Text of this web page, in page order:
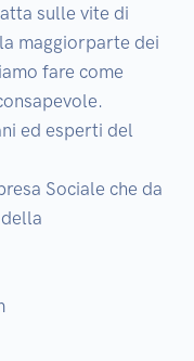
sulle vite di
maggiorparte dei
fare come
ed esperti del
Sociale che da